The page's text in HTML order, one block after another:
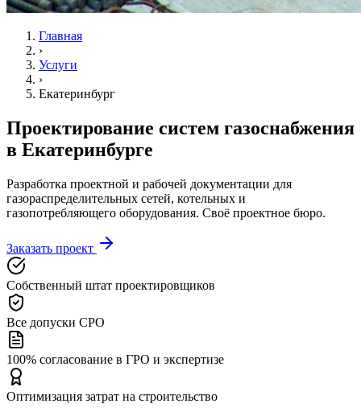
Главная
›
Услуги
›
Екатеринбург
Проектирование систем газоснабжения
в Екатеринбурге
Разработка проектной и рабочей документации для
газораспределительных сетей, котельных и
газопотребляющего оборудования. Своё проектное бюро.
Заказать проект
Собственный штат проектировщиков
Все допуски СРО
100% согласование в ГРО и экспертизе
Оптимизация затрат на строительство